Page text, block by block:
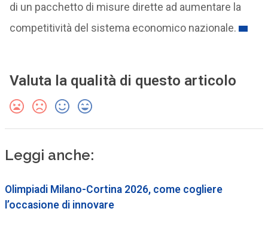
di un pacchetto di misure dirette ad aumentare la
competitività del sistema economico nazionale.
Valuta la qualità di questo articolo
Leggi anche:
Olimpiadi Milano-Cortina 2026, come cogliere
l’occasione di innovare